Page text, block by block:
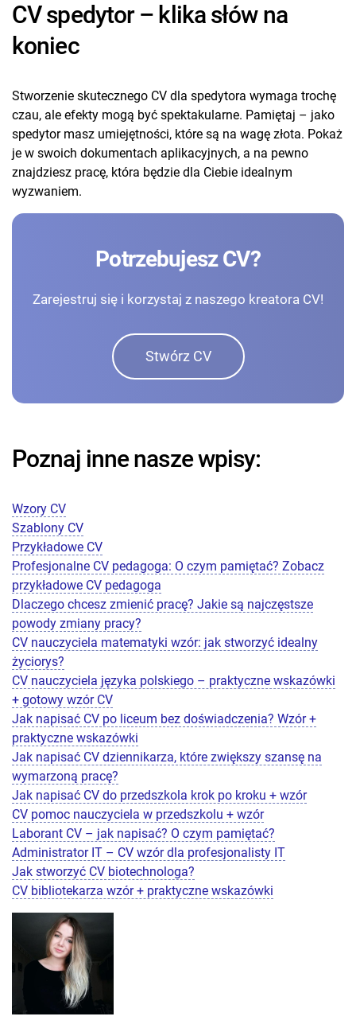
CV spedytor – klika słów na
koniec
Stworzenie skutecznego CV dla spedytora wymaga trochę
czau, ale efekty mogą być spektakularne. Pamiętaj – jako
spedytor masz umiejętności, które są na wagę złota. Pokaż
je w swoich dokumentach aplikacyjnych, a na pewno
znajdziesz pracę, która będzie dla Ciebie idealnym
wyzwaniem.
Potrzebujesz CV?
Zarejestruj się i korzystaj z naszego kreatora CV!
Stwórz CV
Poznaj inne nasze wpisy:
Wzory CV
Szablony CV
Przykładowe CV
Profesjonalne CV pedagoga: O czym pamiętać? Zobacz
przykładowe CV pedagoga
Dlaczego chcesz zmienić pracę? Jakie są najczęstsze
powody zmiany pracy?
CV nauczyciela matematyki wzór: jak stworzyć idealny
życiorys?
CV nauczyciela języka polskiego – praktyczne wskazówki
+ gotowy wzór CV
Jak napisać CV po liceum bez doświadczenia? Wzór +
praktyczne wskazówki
Jak napisać CV dziennikarza, które zwiększy szansę na
wymarzoną pracę?
Jak napisać CV do przedszkola krok po kroku + wzór
CV pomoc nauczyciela w przedszkolu + wzór
Laborant CV – jak napisać? O czym pamiętać?
Administrator IT – CV wzór dla profesjonalisty IT
Jak stworzyć CV biotechnologa?
CV bibliotekarza wzór + praktyczne wskazówki